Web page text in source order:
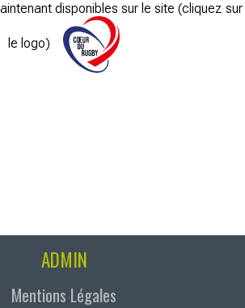
disponibles sur le site (cliquez sur
le logo)
ADMIN
Mentions Légales